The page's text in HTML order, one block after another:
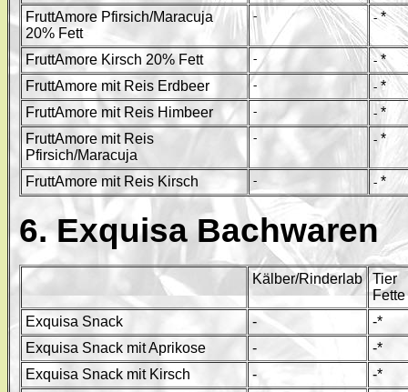
FruttAmore Pfirsich/Maracuja
20% Fett
- - *
FruttAmore Kirsch 20% Fett - - *
FruttAmore mit Reis Erdbeer
- - *
FruttAmore mit Reis Himbeer
- - *
FruttAmore mit Reis
Pfirsich/Maracuja
- - *
FruttAmore mit Reis Kirsch - - *
6. Exquisa Bachwaren
Kälber/Rinderlab
Tier
Fette
Exquisa Snack
-
-*
Exquisa Snack mit Aprikose
-
-*
Exquisa Snack mit Kirsch
-
-*